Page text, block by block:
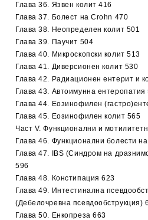
Глава 36. Язвен колит 416
Глава 37. Болест на Crohn 470
Глава 38. Неопределен колит 501
Глава 39. Паучит 504
Глава 40. Микроскопски колит 513
Глава 41. Диверсионен колит 530
Глава 42. Радиационен ентерит и
Глава 43. Автоимунна ентеропатия
Глава 44. Еозинофилен
Глава 45. Еозинофилен колит 565
Част V. Функционални и
Глава 46. Функционални болести
Глава 47. IBS (Cиндром на
596
Глава 48. Констипация 623
Глава 49. Интестинална
(Дебелочревна псевдообструкция)
Глава 50. Енкопреза 663